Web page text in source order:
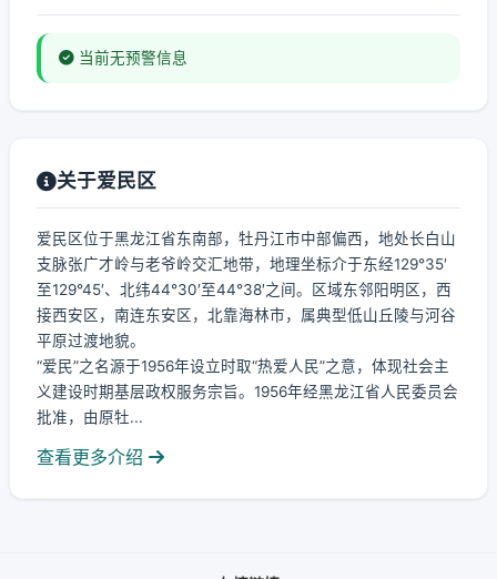
当前无预警信息
关于爱民区
爱民区位于黑龙江省东南部，牡丹江市中部偏西，地处长白山
支脉张广才岭与老爷岭交汇地带，地理坐标介于东经129°35′
至129°45′、北纬44°30′至44°38′之间。区域东邻阳明区，西
接西安区，南连东安区，北靠海林市，属典型低山丘陵与河谷
平原过渡地貌。
“爱民”之名源于1956年设立时取“热爱人民”之意，体现社会主
义建设时期基层政权服务宗旨。1956年经黑龙江省人民委员会
批准，由原牡...
查看更多介绍